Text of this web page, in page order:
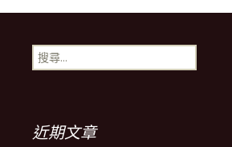
導
覽
列
搜
尋
近期文章